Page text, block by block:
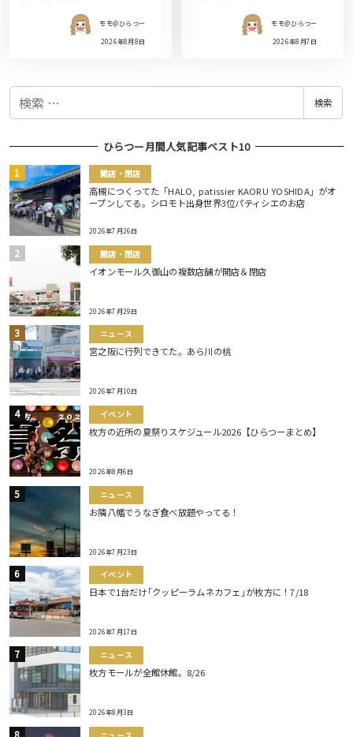
モモ＠ひらつー
2026年8月8日
モモ＠ひらつー
2026年8月7日
検
検索
ひらつー月間人気記事ベスト10
開店・閉店
高槻につくってた「HALO, patissier KAORU YOSHIDA」がオ
ープンしてる。シロモト出身世界3位パティシエのお店
2026年7月26日
開店・閉店
イオンモール久御山の複数店舗が開店＆閉店
2026年7月29日
ニュース
宮之阪に行列できてた。あら川の桃
2026年7月10日
イベント
枚方の近所の夏祭りスケジュール2026【ひらつーまとめ】
2026年8月6日
ニュース
お隣八幡でうなぎ食べ放題やってる！
2026年7月23日
イベント
日本で1台だけ｢クッピーラムネカフェ｣が枚方に！7/18
2026年7月17日
ニュース
枚方モールが全館休館。8/26
2026年8月3日